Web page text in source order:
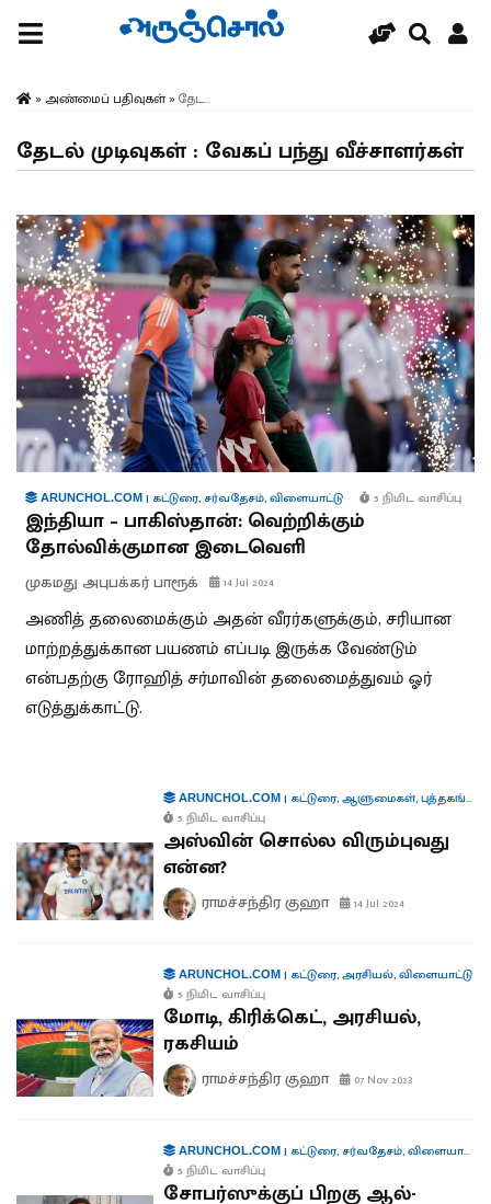
» அண்மைப் பதிவுகள்» தேட...
தேடல் முடிவுகள் : வேகப் பந்து வீச்சாளர்கள்
ARUNCHOL.COM | கட்டுரை, சர்வதேசம்,விளையாட்டு 5 நிமிட வாசிப்பு
இந்தியா – பாகிஸ்தான்: வெற்றிக்கும்
தோல்விக்குமான இடைவெளி
முகமது அபுபக்கர் பாரூக் 14 Jul 2024
அணித் தலைமைக்கும் அதன் வீரர்களுக்கும், சரியான
மாற்றத்துக்கான பயணம் எப்படி இருக்க வேண்டும்
என்பதற்கு ரோஹித் சர்மாவின் தலைமைத்துவம் ஓர்
எடுத்துக்காட்டு.
ARUNCHOL.COM| கட்டுரை,ஆளுமைகள்,புத்தகங்கள்
5 நிமிட வாசிப்பு
அஸ்வின் சொல்ல விரும்புவது
என்ன?
ராமச்சந்திர குஹா 14 Jul 2024
ARUNCHOL.COM| கட்டுரை,அரசியல்,விளையாட்டு
5 நிமிட வாசிப்பு
மோடி, கிரிக்கெட், அரசியல்,
ரகசியம்
ராமச்சந்திர குஹா 07 Nov 2023
ARUNCHOL.COM| கட்டுரை, சர்வதேசம்,விளையாட்டு
5 நிமிட வாசிப்பு
சோபர்ஸுக்குப் பிறகு ஆல்-